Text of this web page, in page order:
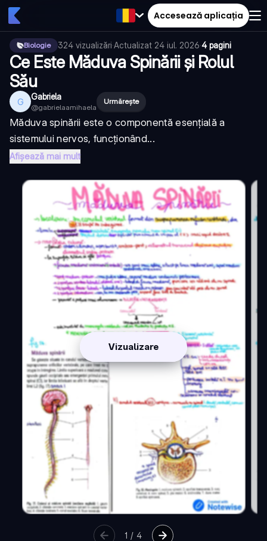
Accesează aplicația
Biologie 324 vizualizări·Actualizat 24 iul. 2026·4 pagini
Ce Este Măduva Spinării și Rolul
Său
G Gabriela
@gabrielaamihaela
Urmărește
Măduva spinării este o componentă esențială a
sistemului nervos, funcționând...
Afișează mai mult
Vizualizare
1 /4